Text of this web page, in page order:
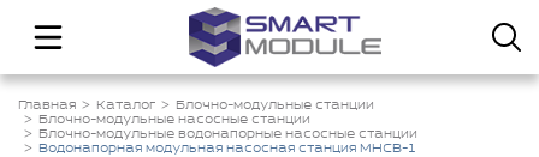
Главная Каталог
Блочно-модульные станции
Блочно-модульные насосные станции
Блочно-модульные водонапорные насосные станции
Водонапорная модульная насосная станция МНСВ-1